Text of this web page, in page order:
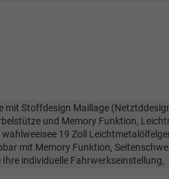
mit Stoffdesign Maillage
und Memory Funktion,
19 Zoll
mit Memory Funktion,
individuelle Fahrwerkseinstellung,